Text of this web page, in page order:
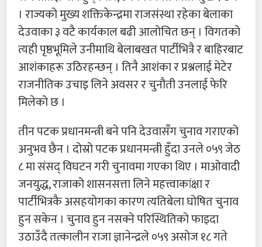
। राज्यको मुख्य शक्तिकेन्द्रमा राजसंस्था रहेका बेलाका
देउवाका ३ वटै कार्यकाल बढी आलोचित छन् । विगतको
त्यही पृष्ठभूमिले उनीमाथि बेलाबखत पार्टीभित्रै र बाहिरबाट
आशंकाहरू उठिरहन्छन् । तिनै आशंका र प्रश्नलाई मेटेर
राजनीतिक उचाइ लिने अवसर र चुनौती उनलाई फेरि
मिलेको छ ।
तीन पटक प्रधानमन्त्री बने पनि देउवासँग चुनाव गराएको
अनुभव छैन । दोस्रो पटक प्रधानमन्त्री हुँदा उनले ०५९ जेठ
८ मा संसद् विघटन गरी चुनावमा गएका थिए । माओवादी
जनयुद्ध, राजाको शासनसत्ता लिने महत्त्वाकांक्षा र
पार्टीभित्रकै असहयोगका कारण त्यतिबेला घोषित चुनाव
हुन सकेन । चुनाव हुन नसक्ने परिस्थितिको फाइदा
उठाउँदै तत्कालीन राजा ज्ञानेन्द्रले ०५९ असोज १८ गते